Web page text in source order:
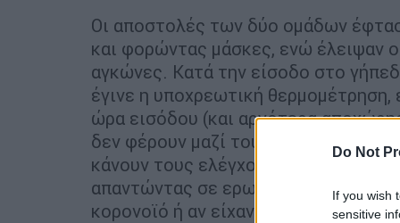
Do Not
If you wish
sensitive
Οι αποστολές των δύο ομάδων
και φορώντας μάσκες, ενώ έλειψαν
αγκώνες. Κατά την είσοδο στο
έγινε η υποχρεωτική
ώρα εισόδου (και αργότερα
δεν φέρουν μαζί τους μάσκα ή
κάνουν τους ελέγχους, ενώ άπαντες
απαντώντας σε ερωτήματα αν το
κορονοϊό ή αν είχαν επαφή με